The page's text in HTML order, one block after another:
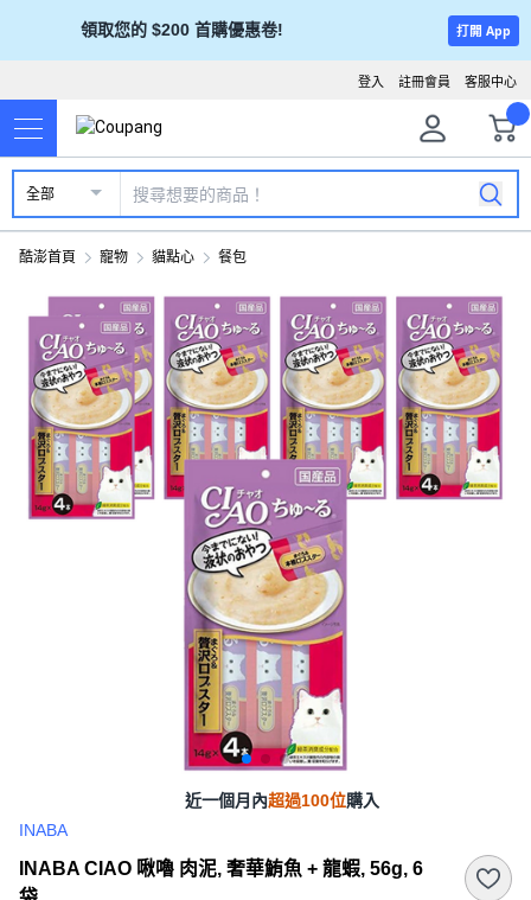
領取您的 $200 首購優惠卷! 打開 App
客服中心
註冊會員
登入
全部
酷澎首頁 寵物 貓點心 餐包
近一個月內超過100位購入
INABA
INABA CIAO 啾嚕 肉泥, 奢華鮪魚 + 龍蝦, 56g, 6